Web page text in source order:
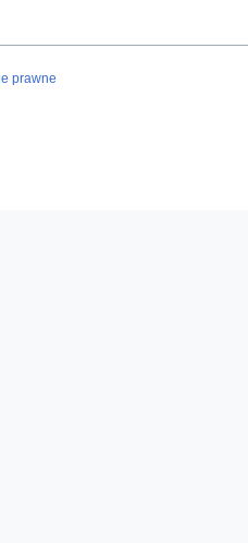
prawne